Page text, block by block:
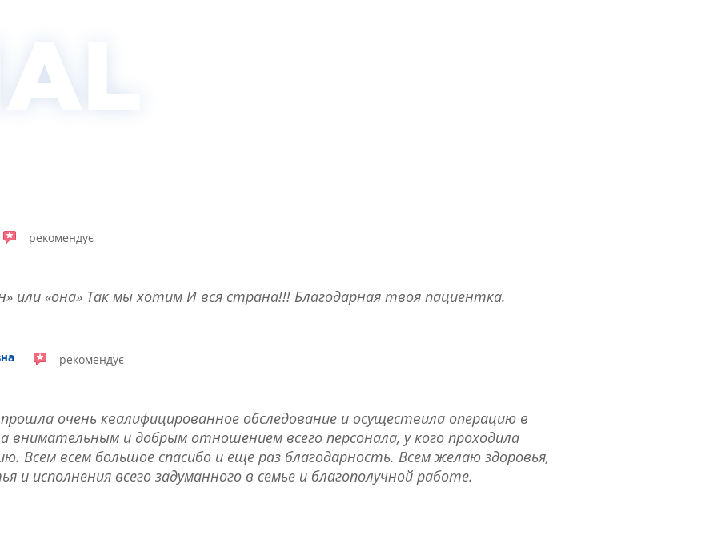
рекомендує
или «она» Так мы хотим И вся страна!!! Благодарная твоя пациентка.
рекомендує
очень квалифицированное обследование и осуществила операцию в
внимательным и добрым отношением всего персонала, у кого проходила
Всем всем большое спасибо и еще раз благодарность. Всем желаю здоровья,
и исполнения всего задуманного в семье и благополучной работе.